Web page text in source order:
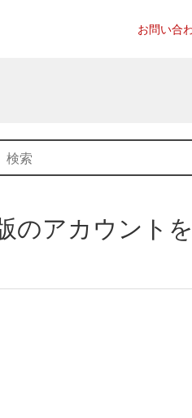
お問い合
のアカウント